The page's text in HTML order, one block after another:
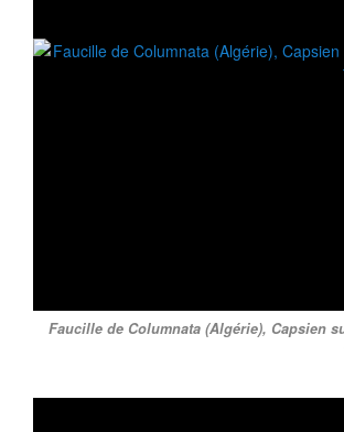
Faucille de Columnata (Algérie), Capsien